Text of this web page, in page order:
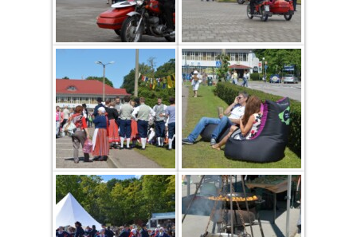
EHITUSKESKUS
KAUBAMAJA
KAMPAANIAD
COOP KLIENDIKAART
KINKEKAART
PAKUME TÖÖD
HIIUMAA KÖÖK JA PAGAR